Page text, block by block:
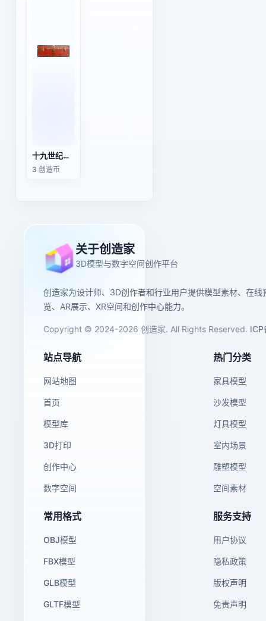
十九世纪古董英式行李箱
3 创造币
关于创造家
3D模型与数字空间创作平台
创造家为设计师、3D创作者和行业用户提供模型素材、在线
览、AR展示、XR空间和创作中心能力。
Copyright © 2024-2026 创造家. All Rights Reserved. ICP
站点导航
网站地图
首页
模型库
3D打印
创作中心
数字空间
热门分类
家具模型
沙发模型
灯具模型
室内场景
雕塑模型
空间素材
常用格式
OBJ模型
FBX模型
GLB模型
GLTF模型
服务支持
用户协议
隐私政策
版权声明
免责声明